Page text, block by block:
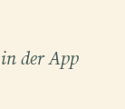
der App